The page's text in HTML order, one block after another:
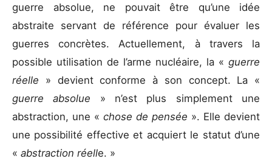
guerre absolue, ne pouvait être qu’une idée
abstraite servant de référence pour évaluer les
guerres concrètes. Actuellement, à travers la
possible utilisation de l’arme nucléaire, la « guerre
réelle » devient conforme à son concept. La «
guerre absolue » n’est plus simplement une
abstraction, une « chose de pensée ». Elle devient
une possibilité effective et acquiert le statut d’une
« abstraction réelle. »